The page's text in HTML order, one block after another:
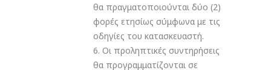
θα πραγματοποιούνται δύο (2)
φορές ετησίως σύμφωνα με τις
οδηγίες του κατασκευαστή.
6. Οι προληπτικές συντηρήσεις
θα προγραμματίζονται σε